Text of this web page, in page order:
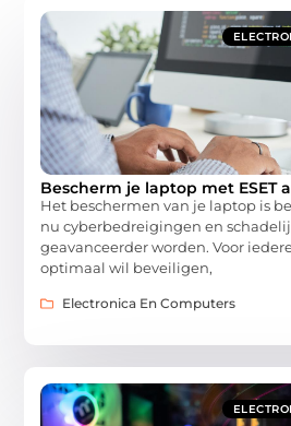
Bescherm je laptop met ESET
Het beschermen van je laptop is
nu cyberbedreigingen en
geavanceerder worden. Voor
optimaal wil beveiligen,
Electronica En Computers